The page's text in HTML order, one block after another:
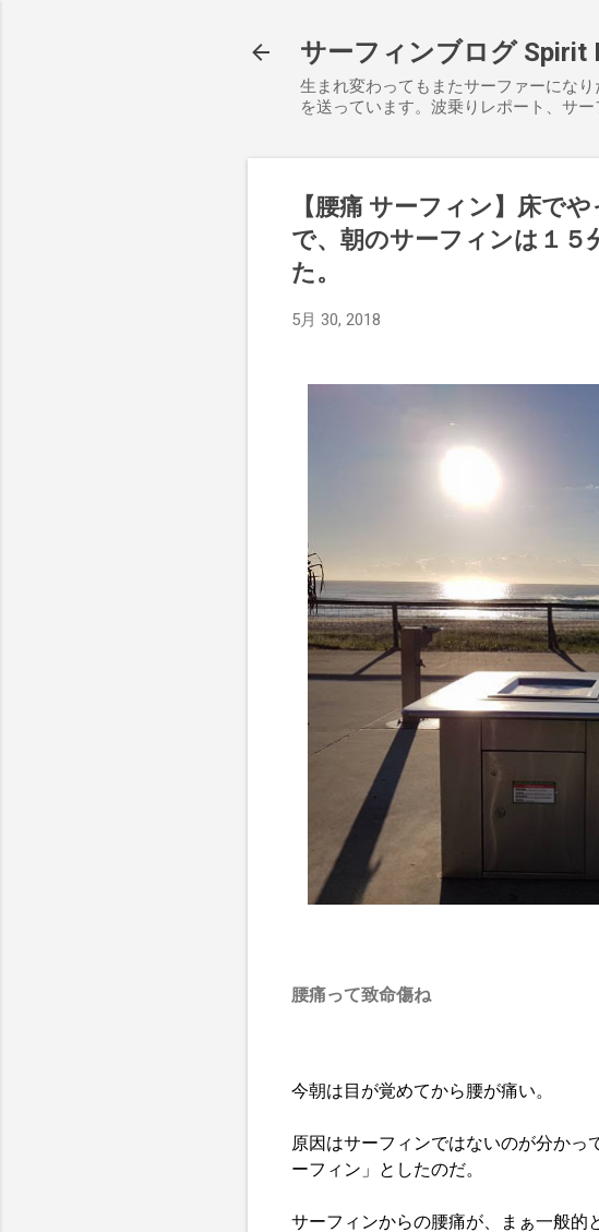
サーフィンブログ Spirit
生まれ変わってもまたサーファーにな
を送っています。波乗りレポート、サ
【腰痛 サーフィン】床で
で、朝のサーフィンは１
た。
5月 30, 2018
腰痛って致命傷ね
今朝は目が覚めてから腰が痛い。
原因はサーフィンではないのが分か
ーフィン」としたのだ。
サーフィンからの腰痛が、まぁ一般的